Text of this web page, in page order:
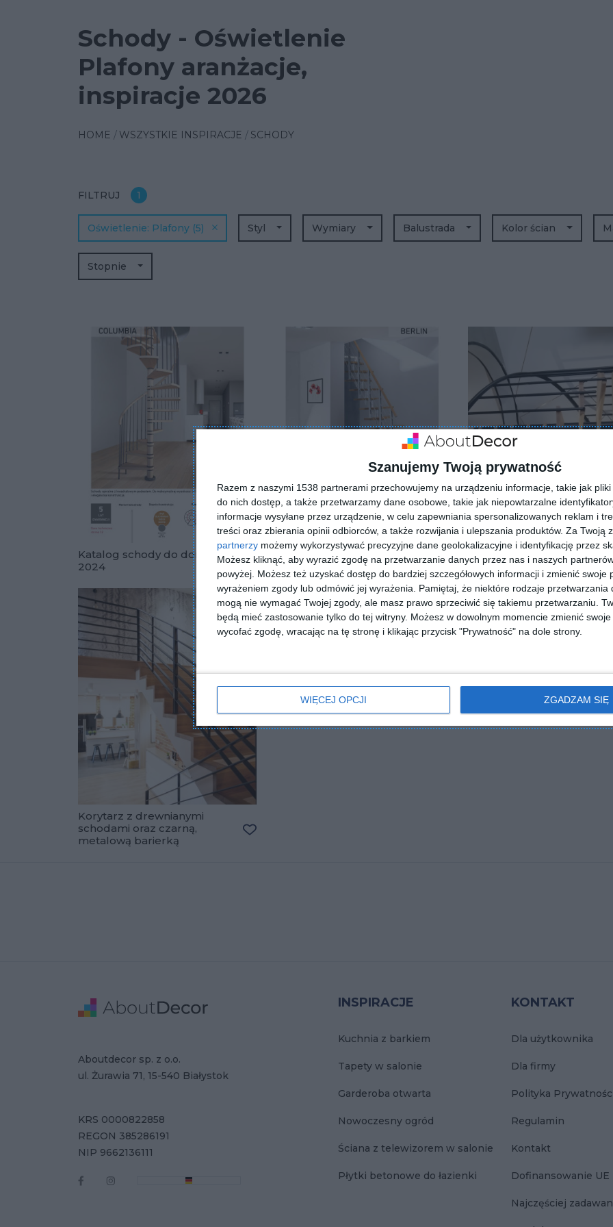
Szanujemy Twoją prywatność
Razem z naszymi 1538 partnerami przechowujemy na urządzeniu informacje, takie jak
do nich dostęp, a także przetwarzamy dane osobowe, takie jak niepowtarzalne
informacje wysyłane przez urządzenie, w celu zapewniania spersonalizowanych reklam i
treści oraz zbierania opinii odbiorców, a także rozwijania i ulepszania produktów. Za Twoją
partnerzy możemy wykorzystywać precyzyjne dane geolokalizacyjne i identyfikację przez
Możesz kliknąć, aby wyrazić zgodę na przetwarzanie danych przez nas i naszych
powyżej. Możesz też uzyskać dostęp do bardziej szczegółowych informacji i zmienić swoje
wyrażeniem zgody lub odmówić jej wyrażenia.
Pamiętaj, że niektóre rodzaje przetwarzania
mogą nie wymagać Twojej zgody, ale masz prawo sprzeciwić się takiemu przetwarzaniu.
będą mieć zastosowanie tylko do tej witryny. Możesz w dowolnym momencie zmienić
wycofać zgodę, wracając na tę stronę i klikając przycisk "Prywatność" na dole strony.
WIĘCEJ OPCJI ZGADZAM SIĘ
Schody - Oświetlenie
Plafony aranżacje,
inspiracje 2026
HOME WSZYSTKIE INSPIRACJE SCHODY
FILTRUJ 1
Styl Wymiary
Plafony (5)
Oświetlenie Balustrada Kolor ścian
Stopnie
Katalog schody do domu
2024
Dodaj do ulubionych
Katalog schody do domu
2024
Dodaj do ulubionych
Schody modułowe kręcone
Calgary
Korytarz z drewnianymi
schodami oraz czarną,
metalową barierką
INSPIRACJE
Kuchnia z barkiem
Tapety w salonie
Garderoba otwarta
Nowoczesny ogród
Ściana z telewizorem w salonie
Płytki betonowe do łazienki
KONTAKT
Dla użytkownika
Dla firmy
Polityka
Regulamin
Kontakt
Dofinansowanie UE
Najczęściej
Adres
Aboutdecor sp. z o.o.
ul. Żurawia 71, 15-540 Białystok
Dane Firmy
KRS 0000822858
REGON 385286191
NIP 9662136111